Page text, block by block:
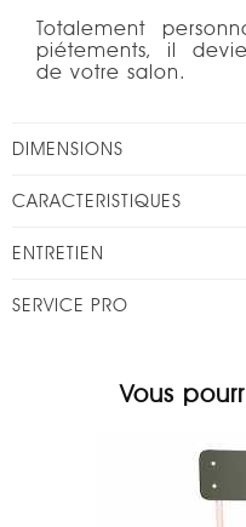
Totalement
piétements, il
de votre salon.
DIMENSIONS
CARACTERISTIQUES
ENTRETIEN
SERVICE PRO
Vous